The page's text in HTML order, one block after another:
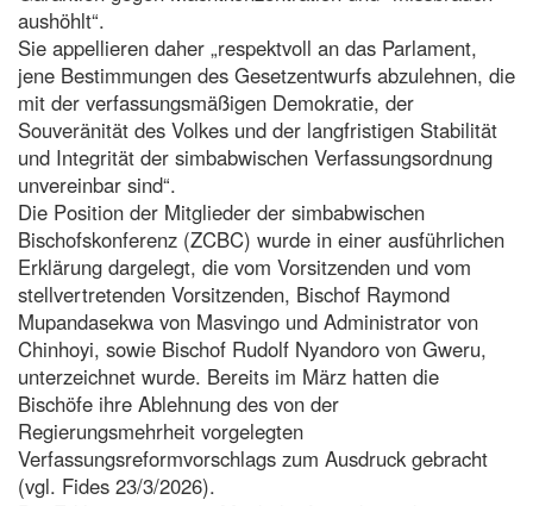
aushöhlt“.
Sie appellieren daher „respektvoll an das Parlament,
jene Bestimmungen des Gesetzentwurfs abzulehnen, die
mit der verfassungsmäßigen Demokratie, der
Souveränität des Volkes und der langfristigen Stabilität
und Integrität der simbabwischen Verfassungsordnung
unvereinbar sind“.
Die Position der Mitglieder der simbabwischen
Bischofskonferenz (ZCBC) wurde in einer ausführlichen
Erklärung dargelegt, die vom Vorsitzenden und vom
stellvertretenden Vorsitzenden, Bischof Raymond
Mupandasekwa von Masvingo und Administrator von
Chinhoyi, sowie Bischof Rudolf Nyandoro von Gweru,
unterzeichnet wurde. Bereits im März hatten die
Bischöfe ihre Ablehnung des von der
Regierungsmehrheit vorgelegten
Verfassungsreformvorschlags zum Ausdruck gebracht
(vgl. Fides 23/3/2026).